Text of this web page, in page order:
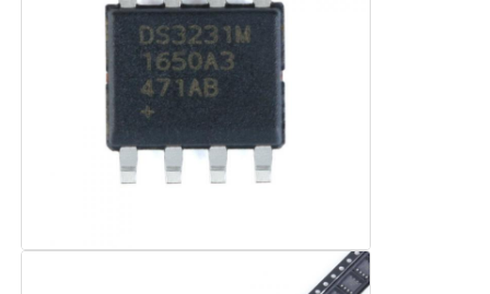
CPLD PLD
Infrarood thermische detector
De Spaander van het BORRELgeheugen